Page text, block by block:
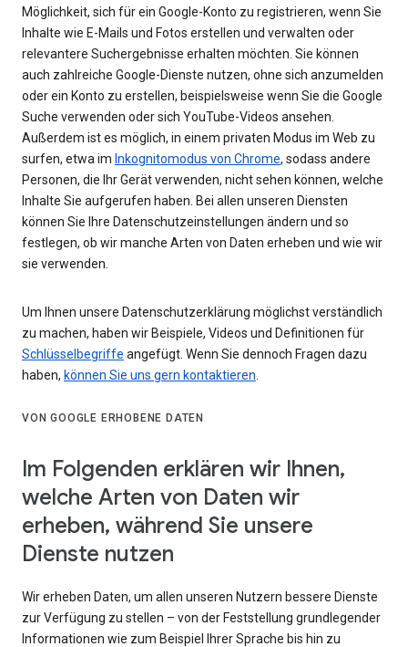
Möglichkeit, sich für ein Google-Konto zu registrieren, wenn Sie
Inhalte wie E-Mails und Fotos erstellen und verwalten oder
relevantere Suchergebnisse erhalten möchten. Sie können
auch zahlreiche Google-Dienste nutzen, ohne sich anzumelden
oder ein Konto zu erstellen, beispielsweise wenn Sie die Google
Suche verwenden oder sich YouTube-Videos ansehen.
Außerdem ist es möglich, in einem privaten Modus im Web zu
surfen, etwa im Inkognitomodus von Chrome, sodass andere
Personen, die Ihr Gerät verwenden, nicht sehen können, welche
Inhalte Sie aufgerufen haben. Bei allen unseren Diensten
können Sie Ihre Datenschutzeinstellungen ändern und so
festlegen, ob wir manche Arten von Daten erheben und wie wir
sie verwenden.
Um Ihnen unsere Datenschutzerklärung möglichst verständlich
zu machen, haben wir Beispiele, Videos und Definitionen für
Schlüsselbegriffe angefügt. Wenn Sie dennoch Fragen dazu
haben, können Sie uns gern kontaktieren.
VON GOOGLE ERHOBENE DATEN
Im Folgenden erklären wir Ihnen,
welche Arten von Daten wir
erheben, während Sie unsere
Dienste nutzen
Wir erheben Daten, um allen unseren Nutzern bessere Dienste
zur Verfügung zu stellen – von der Feststellung grundlegender
Informationen wie zum Beispiel Ihrer Sprache bis hin zu